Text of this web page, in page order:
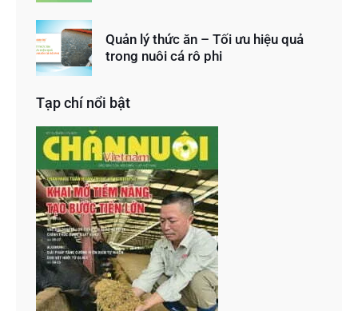
Quản lý thức ăn – Tối ưu hiệu quả
trong nuôi cá rô phi
Tạp chí nổi bật